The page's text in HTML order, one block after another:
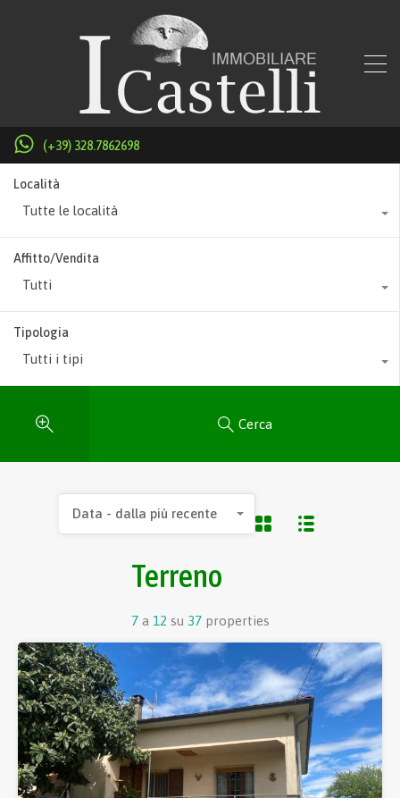
(+39) 328.7862698
Località
Tutte le località
Affitto/Vendita
Tutti
Tipologia
Tutti i tipi
Cerca
Terreno
7 a 12 su 37 properties
Data - dalla più recente